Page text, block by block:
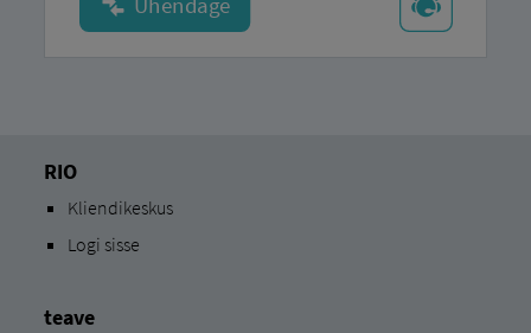
RIO
Kliendikeskus
Logi sisse
teave